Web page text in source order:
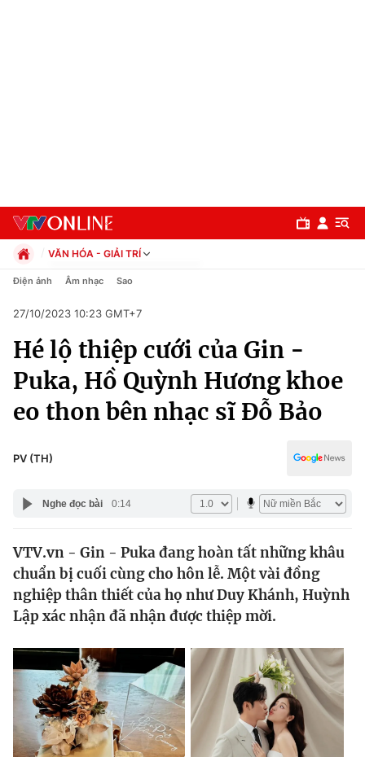
Chuyên mục
Chính trị
Xã hội
Pháp luật
Y tế
Thế giới
Tin tức
Thế giới đó đây
Câu chuyện quốc tế
Kinh tế
Thị trường
Góc doanh nghiệp
Dữ liệu và đời sống
Truyền hình
Phim VTV
Giải trí
VĂN HÓA - GIẢI TRÍ
Chính trị
Pháp luật
Kinh tế
Thể thao
Truyền hình
Văn hóa - Giải trí
Điện ảnh Âm nhạc Sao
27/10/2023 10:23 GMT+7
Hé lộ thiệp cưới của Gin -
Puka, Hồ Quỳnh Hương khoe
eo thon bên nhạc sĩ Đỗ Bảo
PV (TH)
Nghe đọc bài 0:14
VTV.vn - Gin - Puka đang hoàn tất những khâu
chuẩn bị cuối cùng cho hôn lễ. Một vài đồng
nghiệp thân thiết của họ như Duy Khánh, Huỳnh
Lập xác nhận đã nhận được thiệp mời.